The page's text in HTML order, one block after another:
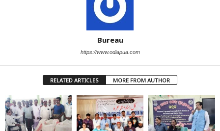
Bureau
https://www.odiapua.com
RELATED ARTICLES MORE FROM AUTHOR